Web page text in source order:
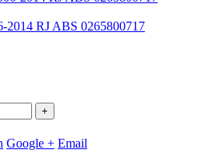
RJ ABS 0265800717
+
Google + Email